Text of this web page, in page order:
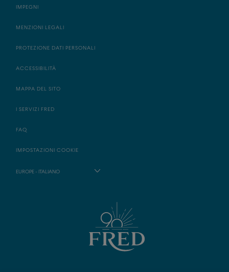
IMPEGNI
MENZIONI LEGALI
PROTEZIONE DATI PERSONALI
ACCESSIBILITÀ
MAPPA DEL SITO
I SERVIZI FRED
FAQ
IMPOSTAZIONI COOKIE
EUROPE - ITALIANO